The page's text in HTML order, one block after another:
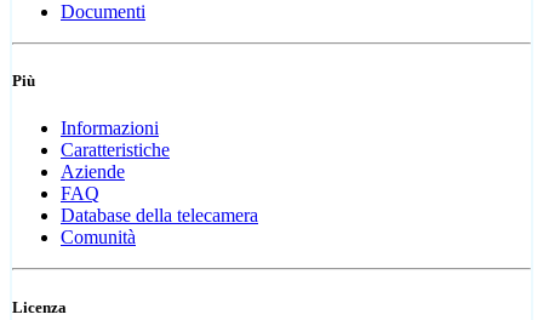
Documenti
Più
Informazioni
Caratteristiche
Aziende
FAQ
Database della telecamera
Comunità
Licenza